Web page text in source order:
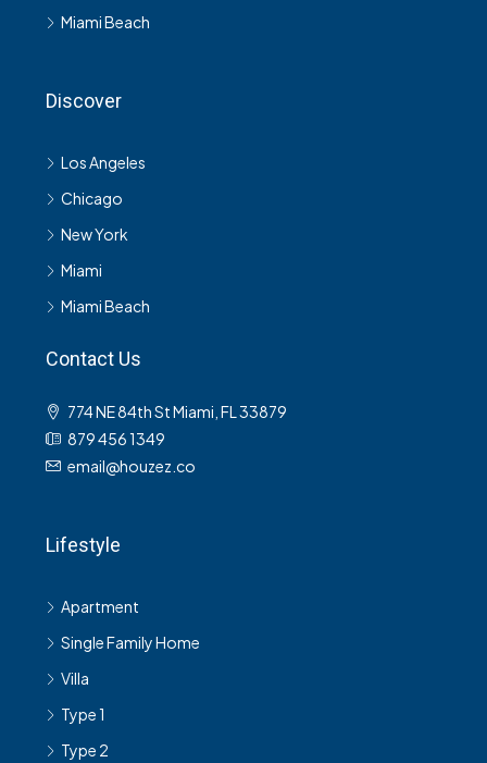
Miami Beach
Discover
Los Angeles
Chicago
New York
Miami
Miami Beach
Contact Us
774 NE 84th St Miami, FL 33879
879 456 1349
email@houzez.co
Lifestyle
Apartment
Single Family Home
Villa
Type 1
Type 2